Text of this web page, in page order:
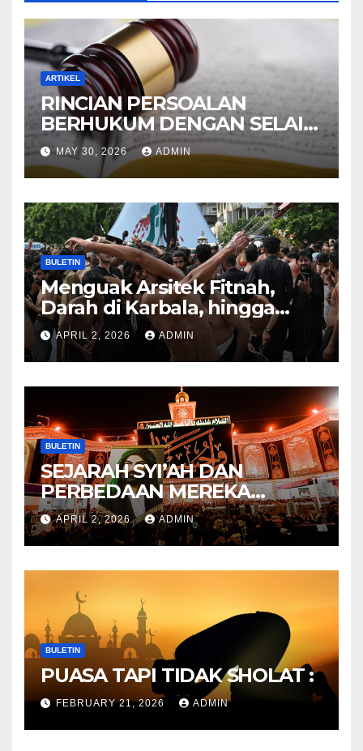
ARTIKEL
RINCIAN PERSOALAN
BERHUKUM DENGAN SELAIN
HUKUM ALLAH DALAM
KITAB AT-TAMHID SYARAH
KITAB AT-TAUHID
MAY 30, 2026 ADMIN
BULETIN
Menguak Arsitek Fitnah,
Darah di Karbala, hingga
Lahirnya Sekte-sekte serta
Mitos Imam Gaib
APRIL 2, 2026 ADMIN
BULETIN
SEJARAH SYI’AH DAN
PERBEDAAN MEREKA
ANTARA DULU DAN
SEKARANG
APRIL 2, 2026 ADMIN
BULETIN
PUASA TAPI TIDAK SHOLAT :
FEBRUARY 21, 2026 ADMIN